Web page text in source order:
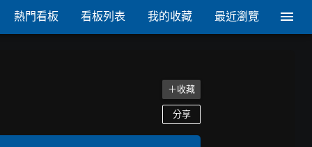
熱門看板 看板列表 我的收藏 最近瀏覽
＋收藏
分享